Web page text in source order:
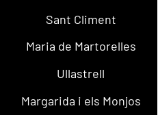
Sant Climent
Maria de Martorelles
Ullastrell
Margarida i els Monjos